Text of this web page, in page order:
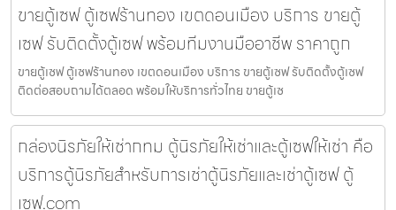
ขายตู้เซฟ ตู้เซฟร้านทอง เขตดอนเมือง บริการ ขายตู้
เซฟ รับติดตั้งตู้เซฟ พร้อมทีมงานมืออาชีพ ราคาถูก
ขายตู้เซฟ ตู้เซฟร้านทอง เขตดอนเมือง บริการ ขายตู้เซฟ รับติดตั้งตู้เซฟ
ติดต่อสอบถามได้ตลอด พร้อมให้บริการทั่วไทย ขายตู้เซ
กล่องนิรภัยให้เช่ากทม ตู้นิรภัยให้เช่าและตู้เซฟให้เช่า คือ
บริการตู้นิรภัยสำหรับการเช่าตู้นิรภัยและเช่าตู้เซฟ ตู้
เซฟ.com